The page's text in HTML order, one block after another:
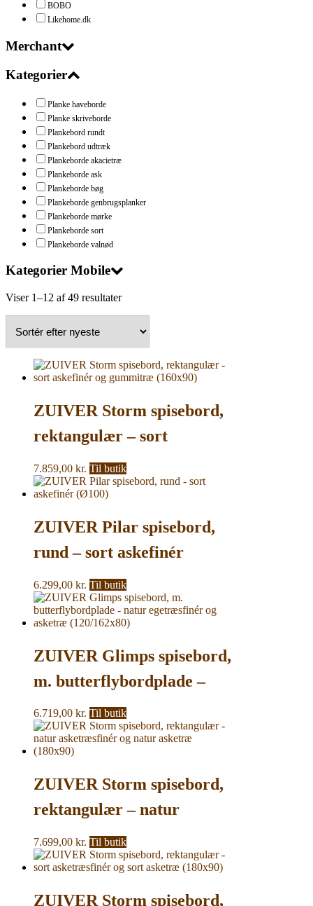
BOBO
Likehome.dk
Merchant
Kategorier
Planke haveborde
Planke skriveborde
Plankebord rundt
Plankebord udtræk
Plankeborde akacietræ
Plankeborde ask
Plankeborde bøg
Plankeborde genbrugsplanker
Plankeborde mørke
Plankeborde sort
Plankeborde valnød
Kategorier Mobile
Viser 1–12 af 49 resultaterSorteret
ZUIVER Storm spisebord,
rektangulær – sort
askefinér og gummitræ
(160×90)
7.859,00 kr. Til butik
ZUIVER Pilar spisebord,
rund – sort askefinér
(Ø100)
6.299,00 kr. Til butik
ZUIVER Glimps spisebord,
m. butterflybordplade –
natur egetræsfinér og
asketræ (120/162×80)
6.719,00 kr. Til butik
ZUIVER Storm spisebord,
rektangulær – natur
asketræsfinér og natur
asketræ (180×90)
7.699,00 kr. Til butik
ZUIVER Storm spisebord,